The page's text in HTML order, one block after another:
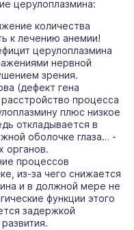
церулоплазмина:
количества
к лечению анемии!
церулоплазмина
нервной
зрения.
(дефект гена
процесса
плюс низкое
откладывается в
оболочке глаза… -
органов.
процессов
из-за чего снижается
и в должной мере не
функции этого
задержкой